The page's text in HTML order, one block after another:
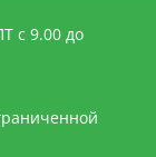
с 9.00 до